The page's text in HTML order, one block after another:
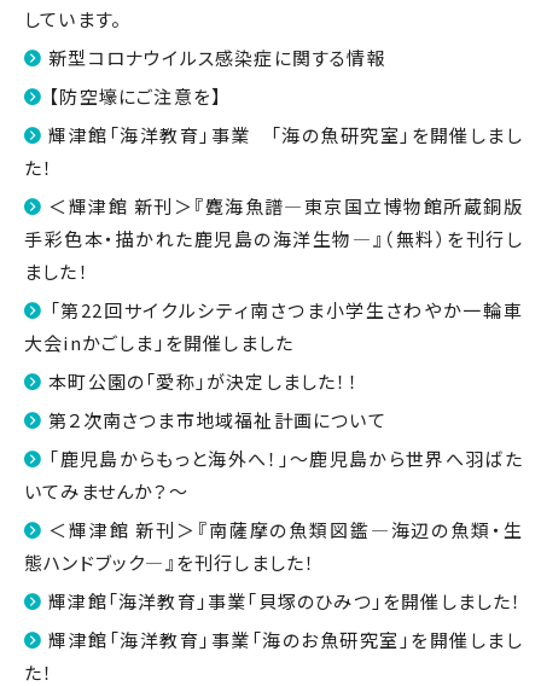
しています。
新型コロナウイルス感染症に関する情報
【防空壕にご注意を】
輝津館「海洋教育」事業 「海の魚研究室」を開催しまし
た！
＜輝津館 新刊＞『麑海魚譜―東京国立博物館所蔵銅版
手彩色本・描かれた鹿児島の海洋生物―』（無料）を刊行し
ました！
「第22回サイクルシティ南さつま小学生さわやか一輪車
大会inかごしま」を開催しました
本町公園の「愛称」が決定しました！！
第２次南さつま市地域福祉計画について
「鹿児島からもっと海外へ！」～鹿児島から世界へ羽ばた
いてみませんか？～
＜輝津館 新刊＞『南薩摩の魚類図鑑―海辺の魚類・生
態ハンドブック―』を刊行しました！
輝津館「海洋教育」事業「貝塚のひみつ」を開催しました！
輝津館「海洋教育」事業「海のお魚研究室」を開催しまし
た！